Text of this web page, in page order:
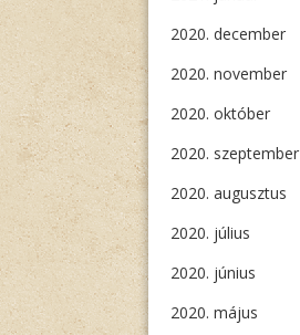
2020. december
2020. november
2020. október
2020. szeptember
2020. augusztus
2020. július
2020. június
2020. május